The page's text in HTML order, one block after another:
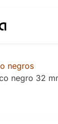
negros
negro 32